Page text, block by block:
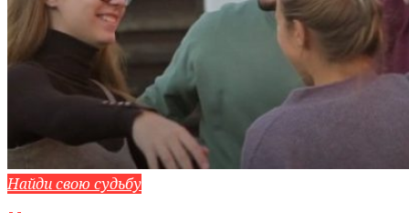
Найди свою судьбу